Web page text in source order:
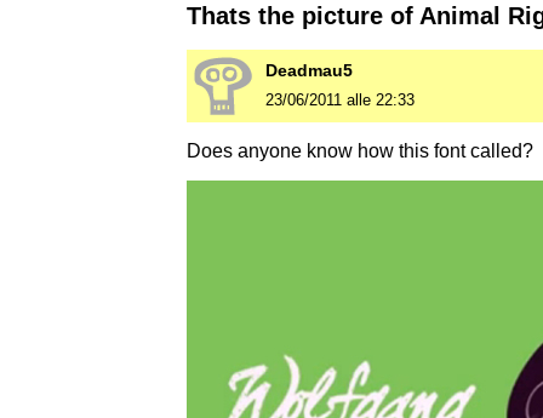
Thats the picture of Animal
Deadmau5
23/06/2011 alle 22:33
Does anyone know how this font called?